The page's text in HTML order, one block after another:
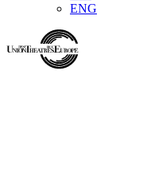
ENG